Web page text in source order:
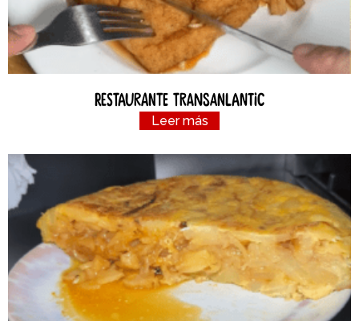
Restaurante Transanlantic
Leer más